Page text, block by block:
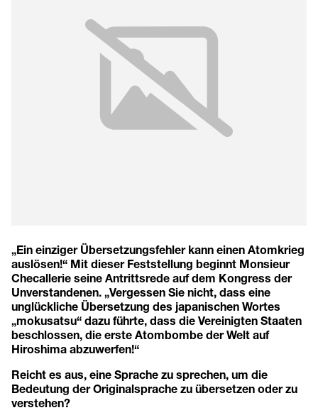
„Ein einziger Übersetzungsfehler kann einen Atomkrieg
auslösen!“ Mit dieser Feststellung beginnt Monsieur
Checallerie seine Antrittsrede auf dem Kongress der
Unverstandenen. „Vergessen Sie nicht, dass eine
unglückliche Übersetzung des japanischen Wortes
„mokusatsu“ dazu führte, dass die Vereinigten Staaten
beschlossen, die erste Atombombe der Welt auf
Hiroshima abzuwerfen!“
Reicht es aus, eine Sprache zu sprechen, um die
Bedeutung der Originalsprache zu übersetzen oder zu
verstehen?